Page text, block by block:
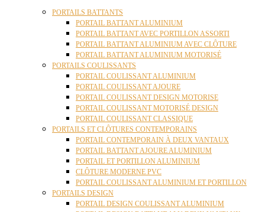
PORTAILS BATTANTS
PORTAIL BATTANT ALUMINIUM
PORTAIL BATTANT AVEC PORTILLON ASSORTI
PORTAIL BATTANT ALUMINIUM AVEC CLÔTURE
PORTAIL BATTANT ALUMINIUM MOTORISÉ
PORTAILS COULISSANTS
PORTAIL COULISSANT ALUMINIUM
PORTAIL COULISSANT AJOURE
PORTAIL COULISSANT DESIGN MOTORISE
PORTAIL COULISSANT MOTORISÉ DESIGN
PORTAIL COULISSANT CLASSIQUE
PORTAILS ET CLÔTURES CONTEMPORAINS
PORTAIL CONTEMPORAIN À DEUX VANTAUX
PORTAIL BATTANT AJOURE ALUMINIUM
PORTAIL ET PORTILLON ALUMINIUM
CLÔTURE MODERNE PVC
PORTAIL COULISSANT ALUMINIUM ET PORTILLON
PORTAILS DESIGN
PORTAIL DESIGN COULISSANT ALUMINIUM